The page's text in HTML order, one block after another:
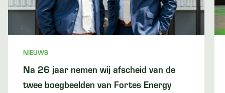
NIEUWS
Na 26 jaar nemen wij afscheid van de
twee boegbeelden van Fortes Energy